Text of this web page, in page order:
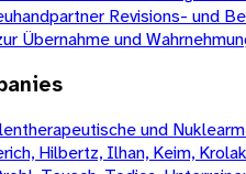
Revisions- und
Übernahme und
und
Hilbertz, Ilhan, Keim,